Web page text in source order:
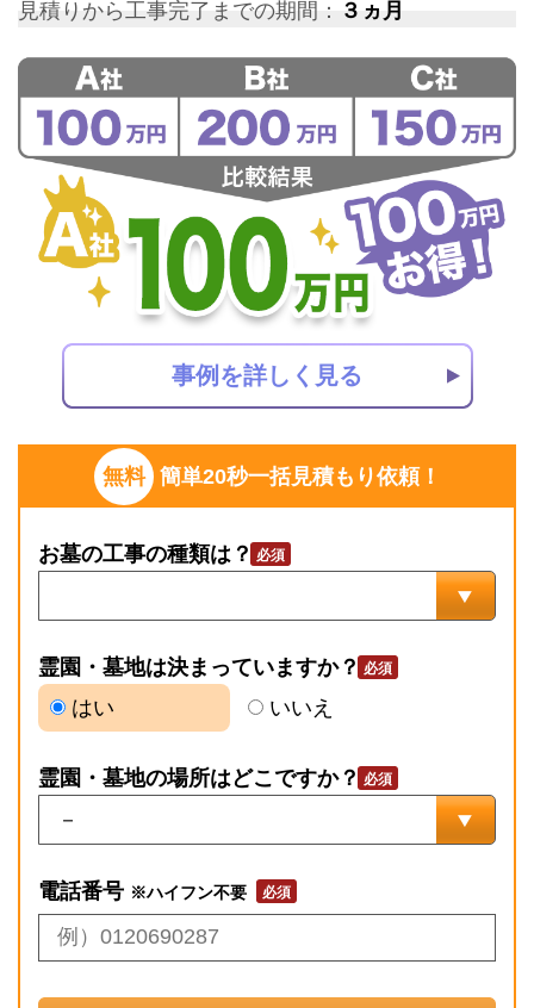
無料 簡単20秒一括見積もり依頼！
お墓の工事の種類は？
霊園・墓地は決まっていますか？
はい
いいえ
霊園・墓地の場所はどこですか？
電話番号 ※ハイフン不要
見積りから工事完了までの期間： ３ヵ月
事例を詳しく見る